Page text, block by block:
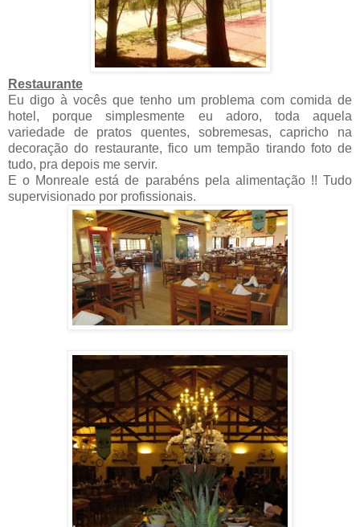
Restaurante
Eu digo à vocês que tenho um problema com comida de
hotel, porque simplesmente eu adoro, toda aquela
variedade de pratos quentes, sobremesas, capricho na
decoração do restaurante, fico um tempão tirando foto de
tudo, pra depois me servir.
E o Monreale está de parabéns pela alimentação !! Tudo
supervisionado por profissionais.